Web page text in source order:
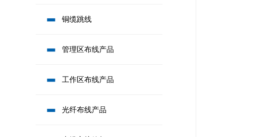
铜缆跳线
管理区布线产品
工作区布线产品
光纤布线产品